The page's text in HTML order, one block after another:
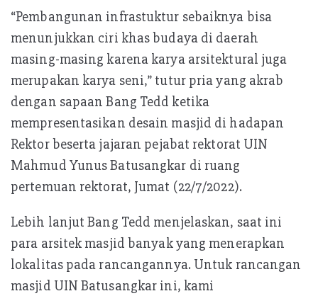
“Pembangunan infrastuktur sebaiknya bisa
menunjukkan ciri khas budaya di daerah
masing-masing karena karya arsitektural juga
merupakan karya seni,” tutur pria yang akrab
dengan sapaan Bang Tedd ketika
mempresentasikan desain masjid di hadapan
Rektor beserta jajaran pejabat rektorat UIN
Mahmud Yunus Batusangkar di ruang
pertemuan rektorat, Jumat (22/7/2022).
Lebih lanjut Bang Tedd menjelaskan, saat ini
para arsitek masjid banyak yang menerapkan
lokalitas pada rancangannya. Untuk rancangan
masjid UIN Batusangkar ini, kami